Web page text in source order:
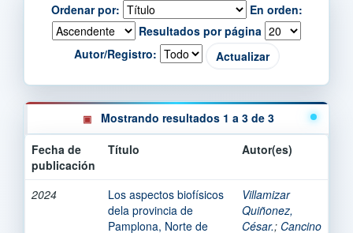
Ordenar por:
En orden:
Resultados por página
Autor/Registro:
Mostrando resultados 1 a 3 de 3
Fecha de
publicación
Título Autor(es)
2024
Los aspectos biofísicos
dela provincia de
Pamplona, Norte de
Villamizar
Quiñonez,
César.; Cancino